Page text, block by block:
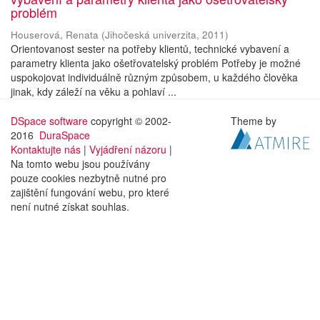
problém
Houserová, Renata (Jihočeská univerzita, 2011)
Orientovanost sester na potřeby klientů, technické vybavení a
parametry klienta jako ošetřovatelský problém Potřeby je možné
uspokojovat individuálně různým způsobem, u každého člověka
jinak, kdy záleží na věku a pohlaví ...
DSpace software copyright © 2002-
2016 DuraSpace
Kontaktujte nás | Vyjádření názoru |
Na tomto webu jsou používány
pouze cookies nezbytně nutné pro
zajištění fungování webu, pro které
není nutné získat souhlas.
Theme by